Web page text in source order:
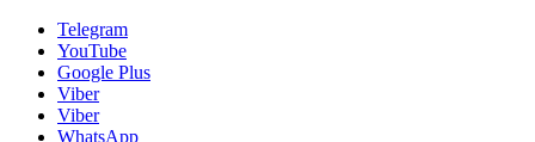
Telegram
YouTube
Google Plus
Viber
Viber
WhatsApp